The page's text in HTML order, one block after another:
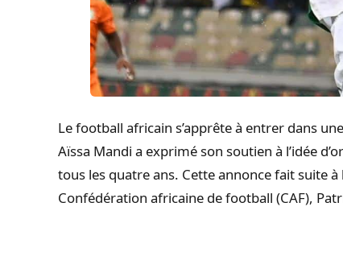
Le football africain s’apprête à entrer dans
Aïssa Mandi a exprimé son soutien à l’idée
tous les quatre ans. Cette annonce fait suite
Confédération africaine de football (CAF),